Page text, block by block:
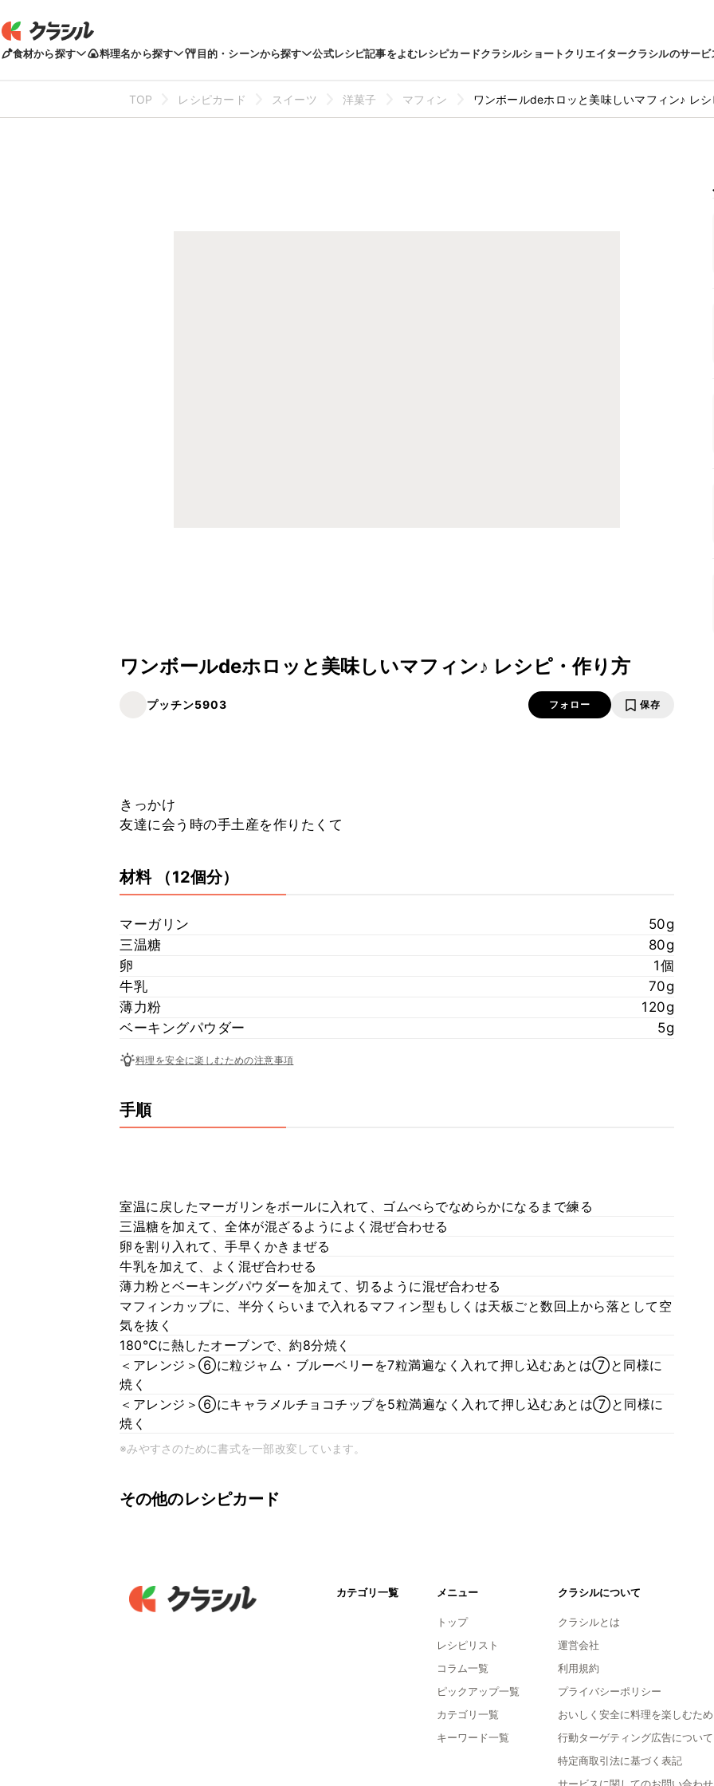
食材から探す 料理名から探す 目的・シーンから探す 公式レシピ記事をよむレシピカードクラシルショートクリエイタークラシルのサービ
TOP レシピカード スイーツ 洋菓子 マフィン ワンボールdeホロッと美味しいマフィン♪ レ
ワンボールdeホロッと美味しいマフィン♪ レシピ・作り方
プッチン5903 フォロー 保存
きっかけ
友達に会う時の手土産を作りたくて
材料 （12個分）
マーガリン
50g
三温糖
80g
卵
1個
牛乳
70g
薄力粉
120g
ベーキングパウダー
5g
料理を安全に楽しむための注意事項
手順
室温に戻したマーガリンをボールに入れて、ゴムべらでなめらかになるまで練る
三温糖を加えて、全体が混ざるようによく混ぜ合わせる
卵を割り入れて、手早くかきまぜる
牛乳を加えて、よく混ぜ合わせる
薄力粉とベーキングパウダーを加えて、切るように混ぜ合わせる
マフィンカップに、半分くらいまで入れるマフィン型もしくは天板ごと数回上から落として空
気を抜く
180℃に熱したオーブンで、約8分焼く
＜アレンジ＞⑥に粒ジャム・ブルーベリーを7粒満遍なく入れて押し込むあとは⑦と同様に
焼く
＜アレンジ＞⑥にキャラメルチョコチップを5粒満遍なく入れて押し込むあとは⑦と同様に
焼く
※みやすさのために書式を一部改変しています。
その他のレシピカード
カテゴリ一覧 メニュー
トップ
レシピリスト
コラム一覧
ピックアップ一覧
カテゴリ一覧
キーワード一覧
クラシルについて
クラシルとは
運営会社
利用規約
プライバシーポリシー
おいしく安全に料理を楽しむため
行動ターゲティング広告について
特定商取引法に基づく表記